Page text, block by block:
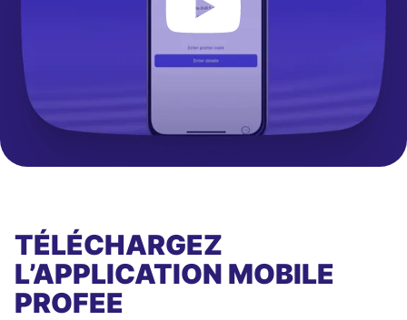
TÉLÉCHARGEZ
L’APPLICATION MOBILE
PROFEE